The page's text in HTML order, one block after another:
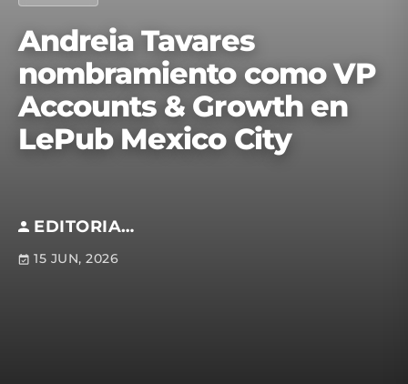
Andreia Tavares
nombramiento como VP
Accounts & Growth en
LePub Mexico City
EDITORIAL S.M
15 JUN, 2026